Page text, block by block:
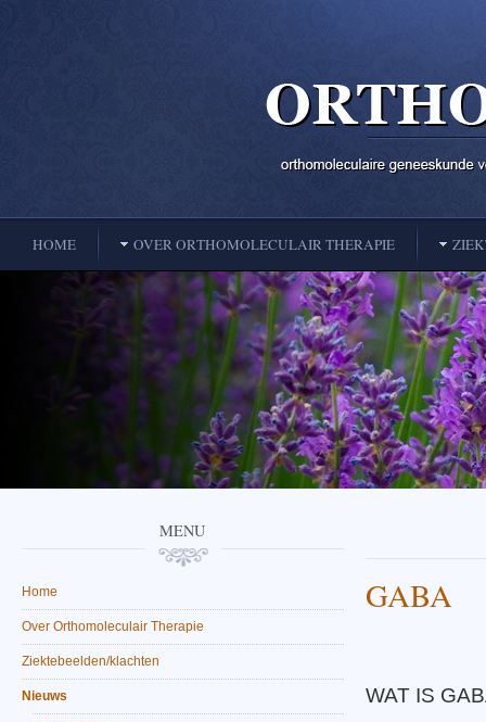
HOME OVER ORTHOMOLECULAIR THERAPIE
GABA
WAT IS
MENU
Home
Over Orthomoleculair Therapie
Ziektebeelden/klachten
Nieuws